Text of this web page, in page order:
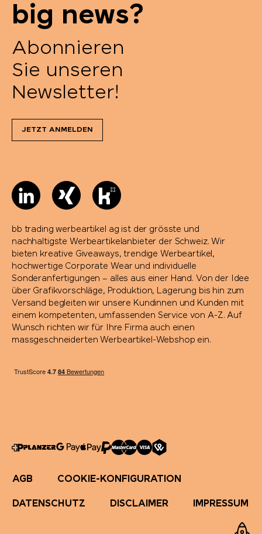
big news?
Abonnieren
Sie unseren
Newsletter!
JETZT ANMELDEN
bb trading werbeartikel ag ist der grösste und
nachhaltigste Werbeartikelanbieter der Schweiz. Wir
bieten kreative Giveaways, trendige Werbeartikel,
hochwertige Corporate Wear und individuelle
Sonderanfertigungen – alles aus einer Hand. Von der Idee
über Grafikvorschläge, Produktion, Lagerung bis hin zum
Versand begleiten wir unsere Kundinnen und Kunden mit
einem kompetenten, umfassenden Service von A-Z. Auf
Wunsch richten wir für Ihre Firma auch einen
massgeschneiderten Werbeartikel-Webshop ein.
AGB COOKIE-KONFIGURATION
DATENSCHUTZ DISCLAIMER IMPRESSUM